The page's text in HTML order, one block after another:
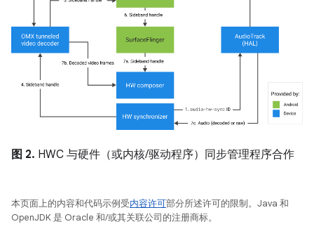
图 2. HWC 与硬件（或内核/驱动程序）同步管理程序合作
本页面上的内容和代码示例受内容许可部分所述许可的限制。Java 和
OpenJDK 是 Oracle 和/或其关联公司的注册商标。